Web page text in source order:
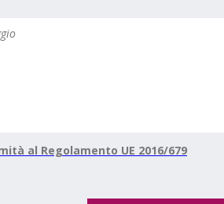
al Regolamento UE 2016/679